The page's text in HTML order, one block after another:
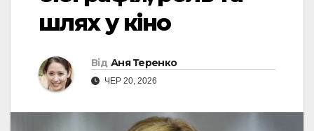
шлях у кіно
Від Аня Теренко
ЧЕР 20, 2026